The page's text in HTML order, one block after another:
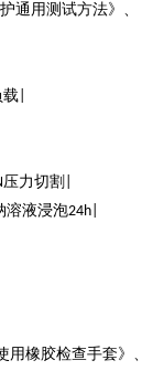
通用测试方法》、
载
压力切割
溶液浸泡24h|
用橡胶检查手套》、